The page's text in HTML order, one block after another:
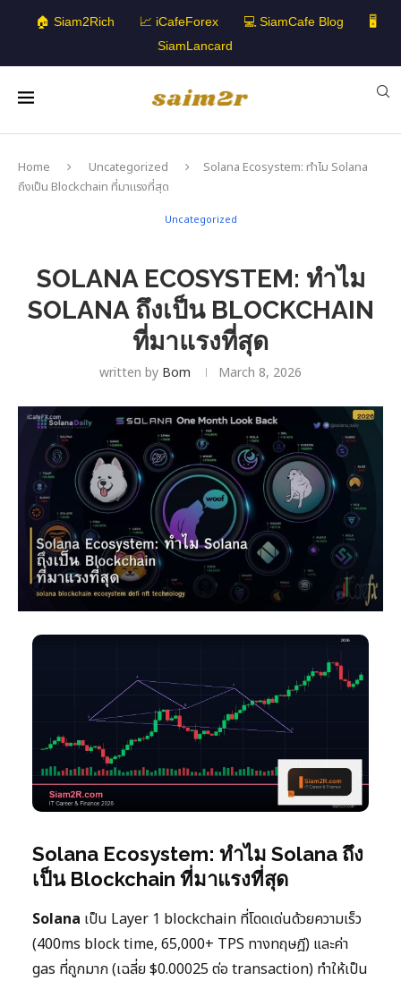
🏠 Siam2Rich 📈 iCafeForex 💻 SiamCafe Blog
🖥️
SiamLancard
Home Uncategorized
Solana Ecosystem: ทำไม Solana
ถึงเป็น Blockchain ที่มาแรงที่สุด
Uncategorized
SOLANA ECOSYSTEM: ทำไม
SOLANA ถึงเป็น BLOCKCHAIN
ที่มาแรงที่สุด
written by Bom March 8, 2026
Solana Ecosystem: ทำไม Solana ถึง
เป็น Blockchain ที่มาแรงที่สุด
Solana เป็น Layer 1 blockchain ที่โดดเด่นด้วยความเร็ว
(400ms block time, 65,000+ TPS ทางทฤษฎี) และค่า
gas ที่ถูกมาก (เฉลี่ย $0.00025 ต่อ transaction) ทำให้เป็น